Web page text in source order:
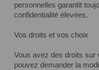
personnelles garantit
confidentialité élevées.
Vos droits et vos choix
Vous avez des droits sur
pouvez demander la